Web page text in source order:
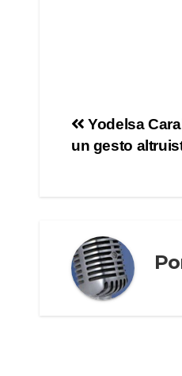
Yodelsa
un gesto